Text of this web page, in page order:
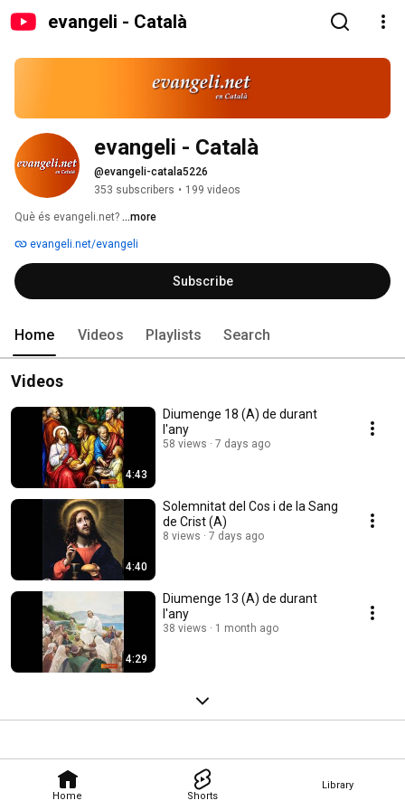
evangeli - Català
Home Shorts
Library
evangeli - Català
@evangeli-catala5226
353 subscribers • 199 videos
Què és evangeli.net? ...more
evangeli.net/evangeli
Subscribe
Home Videos Playlists Search
Videos
4:43
Diumenge 18 (A) de durant
l'any
58 views 7 days ago
4:40
Solemnitat del Cos i de la Sang
de Crist (A)
8 views 7 days ago
4:29
Diumenge 13 (A) de durant
l'any
38 views 1 month ago